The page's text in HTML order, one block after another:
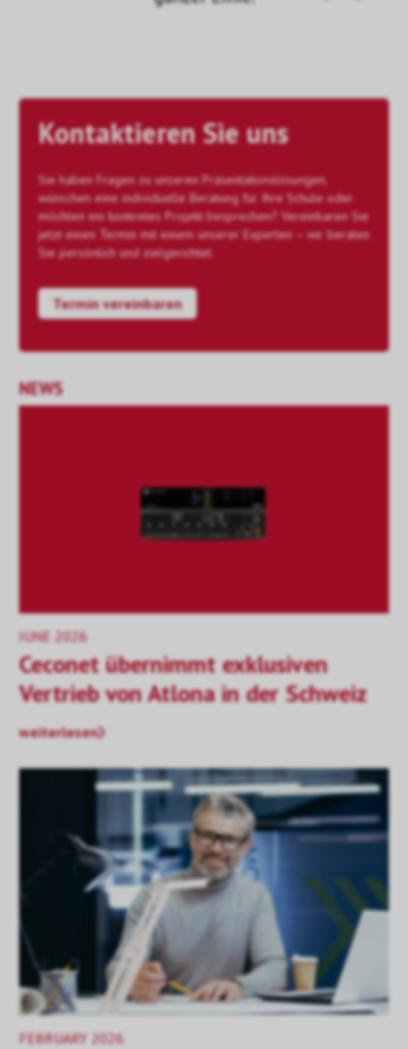
Kontaktieren Sie uns
Sie haben Fragen zu unseren Präsentationslösungen,
wünschen eine individuelle Beratung für Ihre Schule oder
möchten ein konkretes Projekt besprechen? Vereinbaren Sie
jetzt einen Termin mit einem unserer Experten – wir beraten
Sie persönlich und zielgerichtet.
Termin vereinbaren
NEWS
JUNE 2026
Ceconet übernimmt exklusiven
Vertrieb von Atlona in der Schweiz
weiterlesen
FEBRUARY 2026